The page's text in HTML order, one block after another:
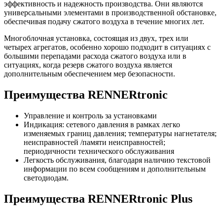
эффективность и надежность производства. Они являются
универсальными элементами в производственной обстановке,
обеспечивая подачу сжатого воздуха в течение многих лет.
Многоблочная установка, состоящая из двух, трех или
четырех агрегатов, особенно хорошо подходит в ситуациях с
большими перепадами расхода сжатого воздуха или в
ситуациях, когда резерв сжатого воздуха является
дополнительным обеспечением мер безопасности.
Преимущества RENNERtronic
Управление и контроль за установками
Индикация: сетевого давления в рамках легко
изменяемых границ давления; температуры нагнетателя;
неисправностей /памяти неисправностей;
периодичности технического обслуживания
Легкость обслуживания, благодаря наличию текстовой
информации по всем сообщениям и дополнительным
светодиодам.
Преимущества RENNERtronic Plus